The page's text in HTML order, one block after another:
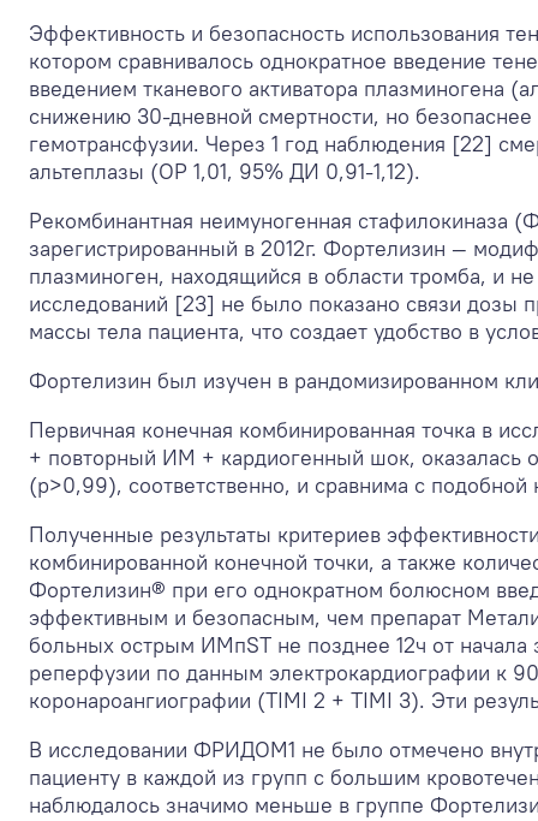
Эффективность и безопасность использования
котором сравнивалось однократное введение
введением тканевого активатора плазминогена
снижению 30-дневной смертности, но
гемотрансфузии. Через 1 год наблюдения [22]
альтеплазы (ОР 1,01, 95% ДИ 0,91-1,12).
Рекомбинантная неимуногенная стафилокиназа
зарегистрированный в 2012г. Фортелизин —
плазминоген, находящийся в области тромба, и
исследований [23] не было показано связи дозы
массы тела пациента, что создает удобство в
Фортелизин был изучен в рандомизированном
Первичная конечная комбинированная точка в
+ повторный ИМ + кардиогенный шок, оказалась
(p>0,99), соответственно, и сравнима с
Полученные результаты критериев
комбинированной конечной точки, а также
Фортелизин® при его однократном болюсном
эффективным и безопасным, чем препарат
больных острым ИМпST не позднее 12ч от
реперфузии по данным электрокардиографии к
коронароангиографии (TIMI 2 + TIMI 3). Эти
В исследовании ФРИДОМ1 не было отмечено
пациенту в каждой из групп с большим
наблюдалось значимо меньше в группе